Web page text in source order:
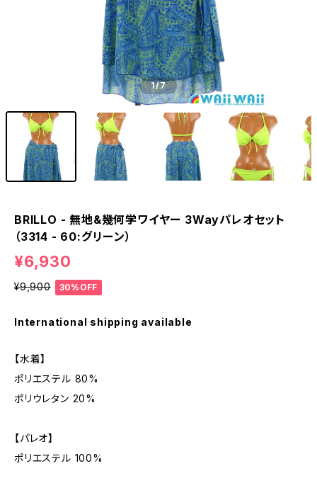
1/7
BRILLO - 無地&幾何学ワイヤー 3Wayパレオセット
（3314 - 60:グリーン）
¥6,930
¥9,900 30%OFF
International shipping available
【水着】
ポリエステル 80%
ポリウレタン 20%
【パレオ】
ポリエステル 100%